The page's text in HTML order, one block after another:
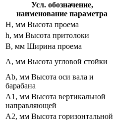
Усл. обозначение,
наименование параметра
H, мм Высота проема
h, мм Высота притолоки
B, мм Ширина проема
A, мм Высота угловой стойки
Ab, мм Высота оси вала и
барабана
A1, мм Высота вертикальной
направляющей
A2, мм Высота горизонтальной